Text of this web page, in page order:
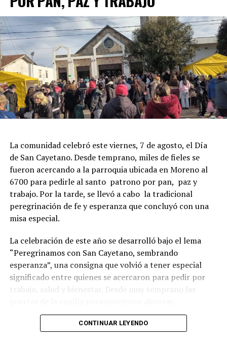
La comunidad celebró este viernes, 7 de agosto, el Día
de San Cayetano. Desde temprano, miles de fieles se
fueron acercando a la parroquia ubicada en Moreno al
6700 para pedirle al santo patrono por pan, paz y
trabajo. Por la tarde, se llevó a cabo la tradicional
peregrinación de fe y esperanza que concluyó con una
misa especial.
La celebración de este año se desarrolló bajo el lema
“Peregrinamos con San Cayetano, sembrando
esperanza”, una consigna que volvió a tener especial
significado entre quienes se acercaron para pedir por
trabajo, salud y bienestar. Desde muy temprano las
La imagen del santo salió del santuario de Moreno al
CONTINUAR LEYENDO